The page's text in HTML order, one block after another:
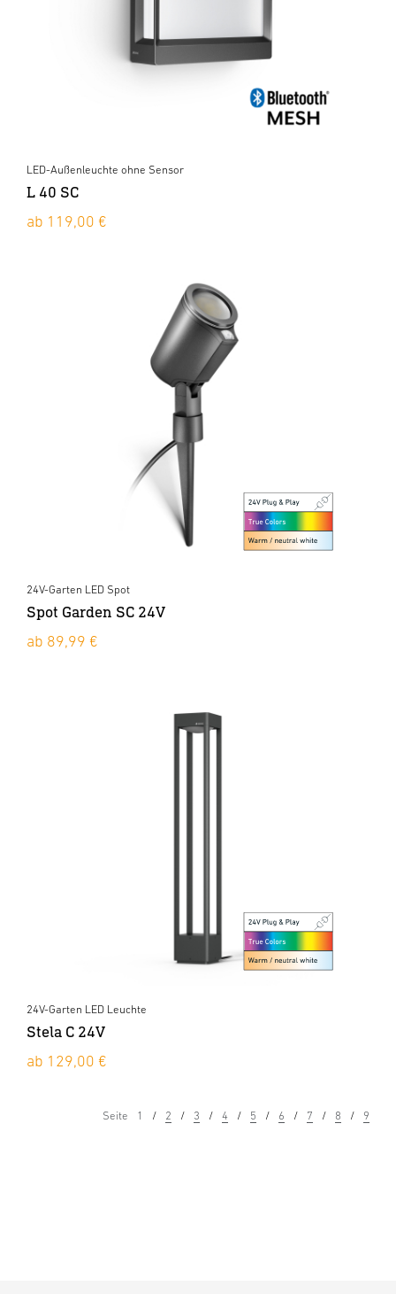
LED-Außenleuchte ohne Sensor
L 40 SC
ab 119,00 €
24V-Garten LED Spot
Spot Garden SC 24V
ab 89,99 €
24V-Garten LED Leuchte
Stela C 24V
ab 129,00 €
Seite 1 2 3 4 5 6 7 8 9